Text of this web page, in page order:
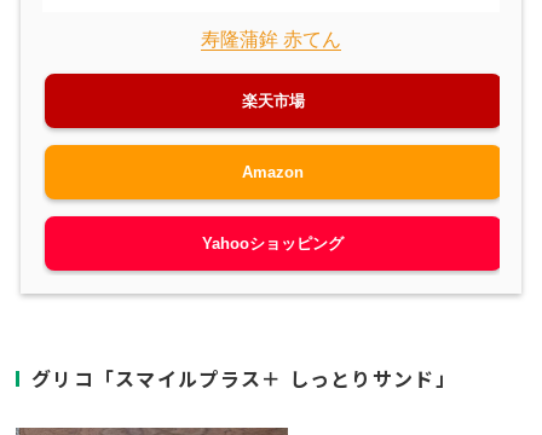
寿隆蒲鉾 赤てん
楽天市場
Amazon
Yahooショッピング
グリコ「スマイルプラス＋ しっとりサンド」